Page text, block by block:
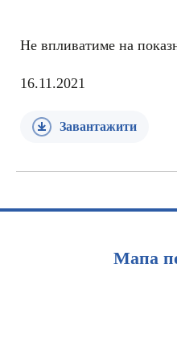
Не впливатиме на
16.11.2021
Завантажити
Мапа